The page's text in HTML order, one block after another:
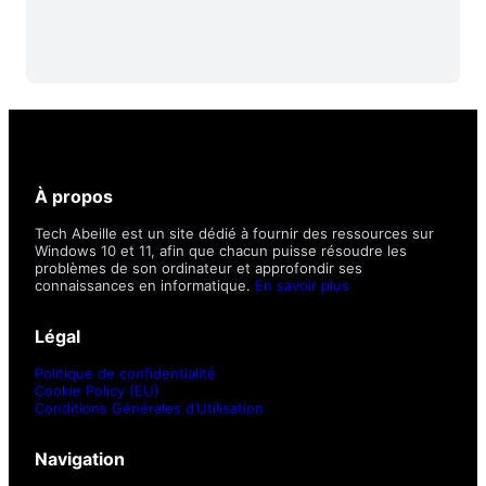
À propos
Tech Abeille est un site dédié à fournir des ressources sur
Windows 10 et 11, afin que chacun puisse résoudre les
problèmes de son ordinateur et approfondir ses
connaissances en informatique. En savoir plus
Légal
Politique de confidentialité
Cookie Policy (EU)
Conditions Générales d’Utilisation
Navigation